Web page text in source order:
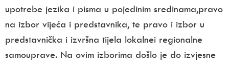
upotrebe jezika i pisma u pojedinim sredinama,pravo
na izbor vijeća i predstavnika, te pravo i izbor u
predstavnička i izvršna tijela lokalnei regionalne
samouprave. Na ovim izborima došlo je do izvjesne